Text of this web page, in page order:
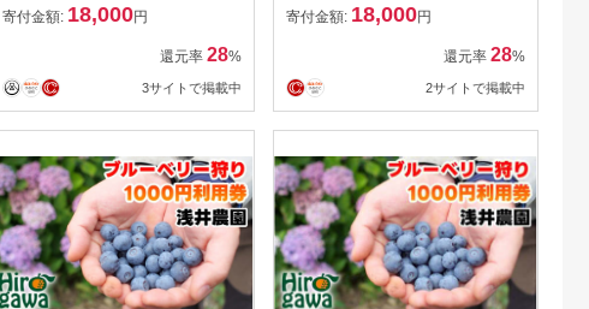
比べをお楽しみください♪ /
ハイブッシュ ラビットアイ
ファミリー カップル 女性
におすすめ♪【asa911-
寄付金額: 18,000円
還元率 28%
3サイトで掲載中
寄付金額: 18,000円
還元率 28%
2サイトで掲載中